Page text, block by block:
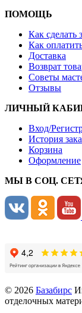
ПОМОЩЬ
Как сделать
Как
Доставка
Возврат
Советы
Отзывы
ЛИЧНЫЙ
Вход/
История
Корзина
Оформление
МЫ В СОЦ.
© 2026 Базабирс
отделочных